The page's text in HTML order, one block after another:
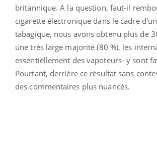
britannique. A la question, faut-il
cigarette électronique dans le cadre
tabagique, nous avons obtenu plus de
une très large majorité (80 %), les
essentiellement des vapoteurs- y sont
Pourtant, derrière ce résultat sans
des commentaires plus nuancés.